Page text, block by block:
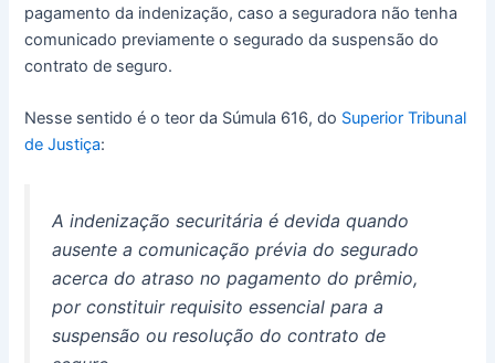
pagamento da indenização, caso a seguradora não tenha
comunicado previamente o segurado da suspensão do
contrato de seguro.
Nesse sentido é o teor da Súmula 616, do Superior Tribunal
de Justiça:
A indenização securitária é devida quando
ausente a comunicação prévia do segurado
acerca do atraso no pagamento do prêmio,
por constituir requisito essencial para a
suspensão ou resolução do contrato de